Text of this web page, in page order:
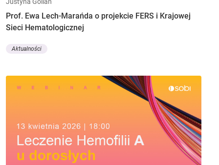
Prof. Ewa Lech-Marańda o projekcie FERS i Krajowej
Sieci Hematologicznej
Aktualności